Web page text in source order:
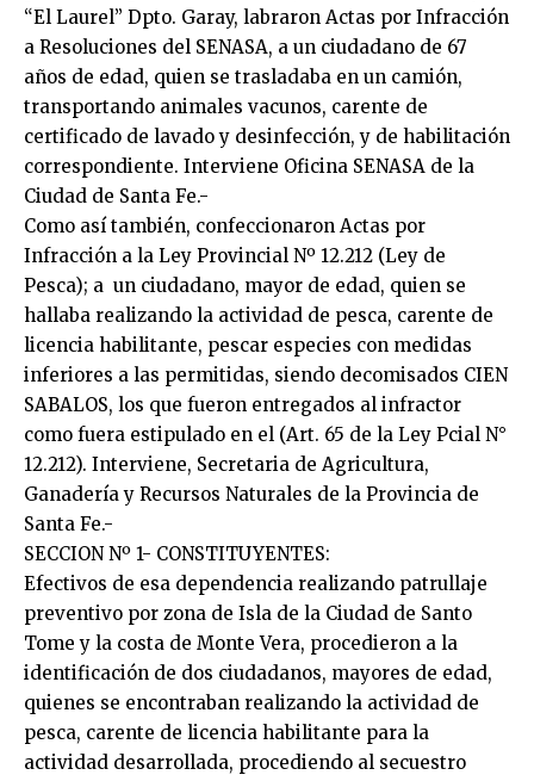
“El Laurel” Dpto. Garay, labraron Actas por Infracción
a Resoluciones del SENASA, a un ciudadano de 67
años de edad, quien se trasladaba en un camión,
transportando animales vacunos, carente de
certificado de lavado y desinfección, y de habilitación
correspondiente. Interviene Oficina SENASA de la
Ciudad de Santa Fe.-
Como así también, confeccionaron Actas por
Infracción a la Ley Provincial Nº 12.212 (Ley de
Pesca); a un ciudadano, mayor de edad, quien se
hallaba realizando la actividad de pesca, carente de
licencia habilitante, pescar especies con medidas
inferiores a las permitidas, siendo decomisados CIEN
SABALOS, los que fueron entregados al infractor
como fuera estipulado en el (Art. 65 de la Ley Pcial N°
12.212). Interviene, Secretaria de Agricultura,
Ganadería y Recursos Naturales de la Provincia de
Santa Fe.-
SECCION Nº 1- CONSTITUYENTES:
Efectivos de esa dependencia realizando patrullaje
preventivo por zona de Isla de la Ciudad de Santo
Tome y la costa de Monte Vera, procedieron a la
identificación de dos ciudadanos, mayores de edad,
quienes se encontraban realizando la actividad de
pesca, carente de licencia habilitante para la
actividad desarrollada, procediendo al secuestro